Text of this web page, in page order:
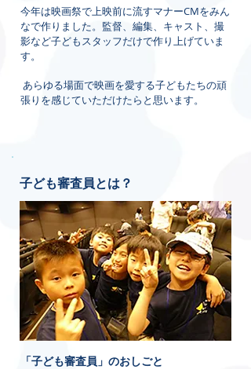
今年は映画祭で上映前に流すマナーCMをみん
なで作りました。監督、編集、キャスト、撮
影など子どもスタッフだけで作り上げていま
す。
あらゆる場面で映画を愛する子どもたちの頑
張りを感じていただけたらと思います。
子ども審査員とは？
「子ども審査員」のおしごと